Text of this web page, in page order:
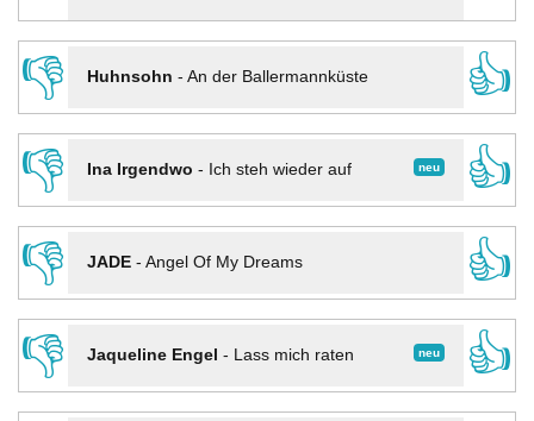
👎
Huhnsohn - An der Ballermannküste
👍
👎
neu
Ina Irgendwo - Ich steh wieder auf
👍
👎
JADE- Angel Of My Dreams
👍
👎
neu
Jaqueline Engel - Lass mich raten
👍